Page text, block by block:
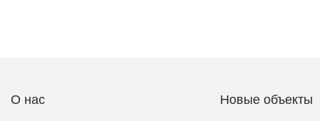
О нас Новые объекты